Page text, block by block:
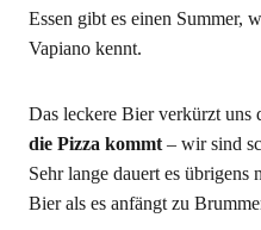
Essen gibt es einen Summer,
Vapiano kennt.
Das leckere Bier verkürzt uns
die Pizza kommt– wir sind
Sehr lange dauert es
Bier als es anfängt zu